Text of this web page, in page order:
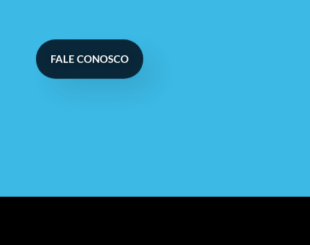
FALE CONOSCO